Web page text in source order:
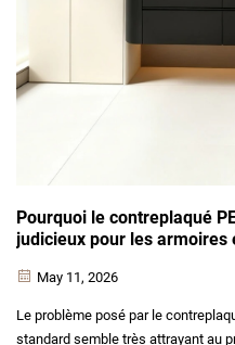
Pourquoi le contreplaqué
judicieux pour les armoires
May 11, 2026
Le problème posé par le
standard semble très attrayant au